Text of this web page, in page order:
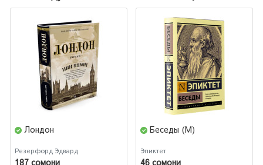
Лондон
Резерфорд Эдвард
187 сомони
Беседы (М)
Эпиктет
46 сомони